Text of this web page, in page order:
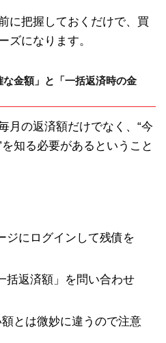
に把握しておくだけで、買
ズになります。
金額」と「一括返済時の金
月の返済額だけでなく、“今
知る必要があるということ
ジにログインして残債を
括返済額」を問い合わせ
とは微妙に違うので注意